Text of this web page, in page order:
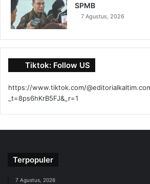
SPMB
7 Agustus, 2026
Tiktok: Follow US
https://www.tiktok.com/
_t=8ps6hKrB5FJ&_r=1
Terpopuler
7 Agustus, 2026